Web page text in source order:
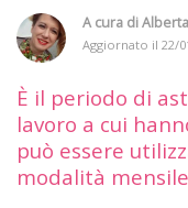
A cura di
Aggiornato il 22/
È il periodo di
lavoro a cui
può essere
modalità